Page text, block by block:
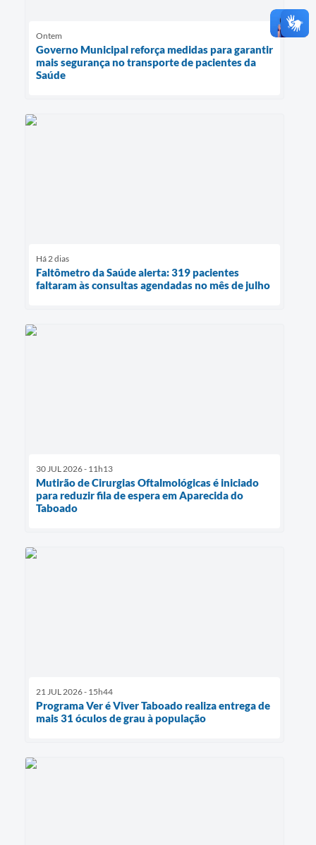
Ontem
Governo Municipal reforça medidas para garantir
mais segurança no transporte de pacientes da
Saúde
Há 2 dias
Faltômetro da Saúde alerta: 319 pacientes
faltaram às consultas agendadas no mês de julho
30 JUL 2026 - 11h13
Mutirão de Cirurgias Oftalmológicas é iniciado
para reduzir fila de espera em Aparecida do
Taboado
21 JUL 2026 - 15h44
Programa Ver é Viver Taboado realiza entrega de
mais 31 óculos de grau à população